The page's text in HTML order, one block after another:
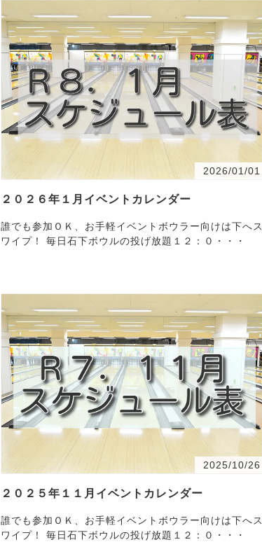
2026/01/01
２０２６年１月イベントカレンダー
誰でも参加ＯＫ、お手軽イベントボウラー向けは下へス
ワイプ！ 毎日石下ボウルの投げ放題１２：０・・・
2025/10/26
２０２５年１１月イベントカレンダー
誰でも参加ＯＫ、お手軽イベントボウラー向けは下へス
ワイプ！ 毎日石下ボウルの投げ放題１２：０・・・